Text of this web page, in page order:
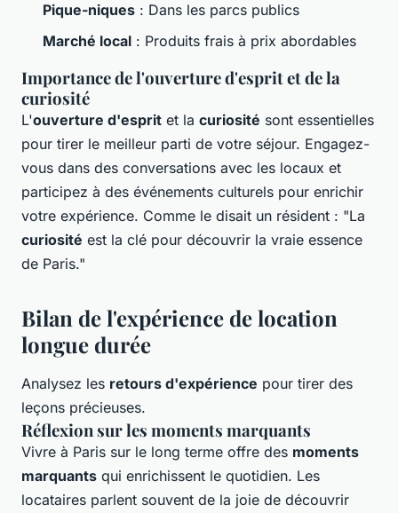
Pique-niques : Dans les parcs publics
Marché local : Produits frais à prix abordables
Importance de l'ouverture d'esprit et de la
curiosité
L'ouverture d'esprit et la curiosité sont essentielles
pour tirer le meilleur parti de votre séjour. Engagez-
vous dans des conversations avec les locaux et
participez à des événements culturels pour enrichir
votre expérience. Comme le disait un résident : "La
curiosité est la clé pour découvrir la vraie essence
de Paris."
Bilan de l'expérience de location
longue durée
Analysez les retours d'expérience pour tirer des
leçons précieuses.
Réflexion sur les moments marquants
Vivre à Paris sur le long terme offre des moments
marquants qui enrichissent le quotidien. Les
locataires parlent souvent de la joie de découvrir